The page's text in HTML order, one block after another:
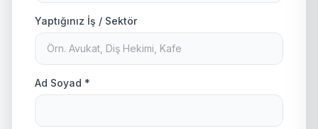
Yaptığınız İş / Sektör
Ad Soyad *